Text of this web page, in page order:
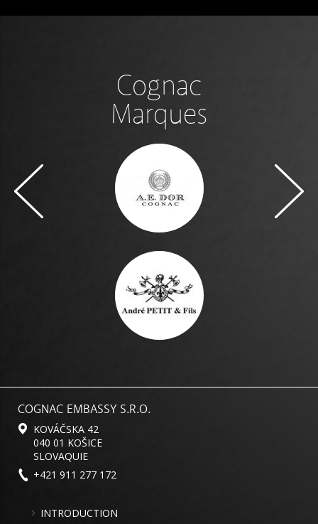
Cognac
Marques
COGNAC EMBASSY S.R.O.
KOVÁČSKA 42
040 01 KOŠICE
SLOVAQUIE
+421 911 277 172
INTRODUCTION